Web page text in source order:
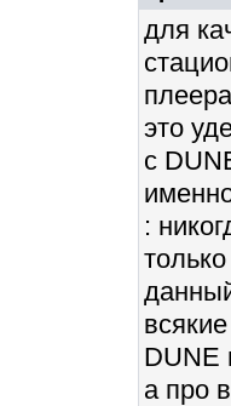
для
это
с
:
DUNE
а про